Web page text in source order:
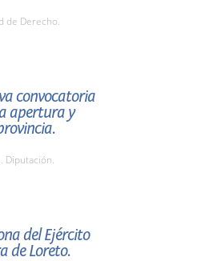
de Derecho.
convocatoria
apertura y
Diputación.
del Ejército
de Loreto.